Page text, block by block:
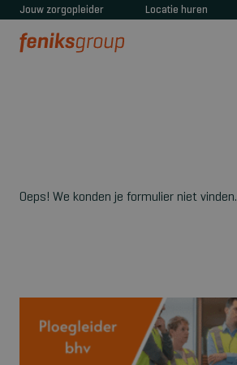
Jouw zorgopleider Locatie huren
Oeps! We konden je formulier niet vinden.